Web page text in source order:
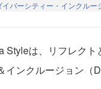
イバーシティー・インクルー
Styleは、リフレクト
インクルージョン（